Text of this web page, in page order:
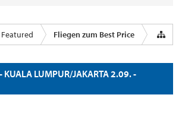
Featured Fliegen zum Best Price
KUALA LUMPUR/JAKARTA 2.09. -